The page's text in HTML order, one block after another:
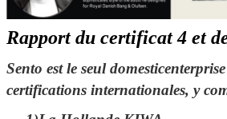
Rapport du certificat 4 et
Sento est le seul
certifications internationales, y